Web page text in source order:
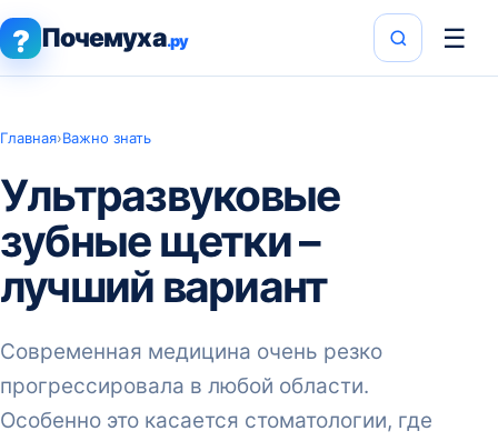
? Почемуха.ру ☰
Главная›Важно знать
Ультразвуковые
зубные щетки –
лучший вариант
Современная медицина очень резко
прогрессировала в любой области.
Особенно это касается стоматологии, где